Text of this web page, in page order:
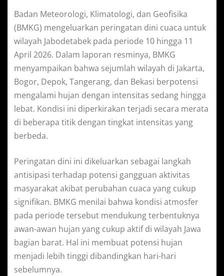
Badan Meteorologi, Klimatologi, dan Geofisika
(BMKG) mengeluarkan peringatan dini cuaca untuk
wilayah Jabodetabek pada periode 10 hingga 11
April 2026. Dalam laporan resminya, BMKG
menyampaikan bahwa sejumlah wilayah di Jakarta,
Bogor, Depok, Tangerang, dan Bekasi berpotensi
mengalami hujan dengan intensitas sedang hingga
lebat. Kondisi ini diperkirakan terjadi secara merata
di beberapa titik dengan tingkat intensitas yang
berbeda.
Peringatan dini ini dikeluarkan sebagai langkah
antisipasi terhadap potensi gangguan aktivitas
masyarakat akibat perubahan cuaca yang cukup
signifikan. BMKG menilai bahwa kondisi atmosfer
pada periode tersebut mendukung terbentuknya
awan-awan hujan yang cukup aktif di wilayah Jawa
bagian barat. Hal ini membuat potensi hujan
menjadi lebih tinggi dibandingkan hari-hari
sebelumnya.